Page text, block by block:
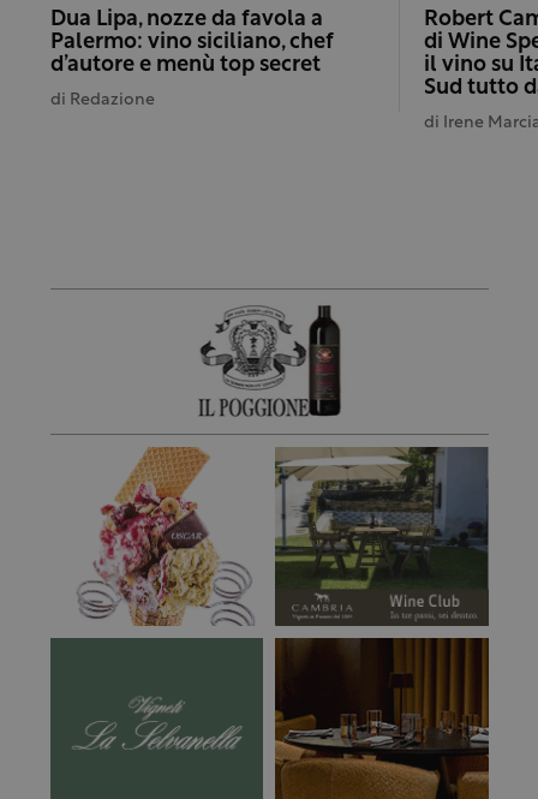
Dua Lipa, nozze da favola a
Palermo: vino siciliano, chef
d’autore e menù top secret
di Redazione
Robert
di Wine
il vino su
Sud tutto
di Irene